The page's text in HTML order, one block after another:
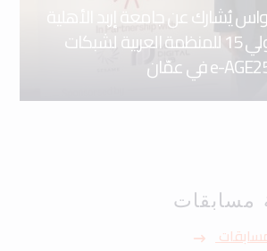
يُشارك عن جامعة إربد الأهلية
في المؤتمر الدولي 15 للمنظمة العربية لشبكات
مسابقات